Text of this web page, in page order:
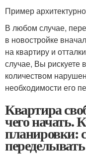
Пример
В любом случае,
в новостройке
на квартиру и
случае, Вы рискуете
количеством
необходимости его
Квартира
чего начать.
планировки: